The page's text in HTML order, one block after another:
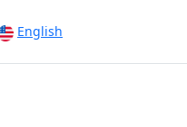
English